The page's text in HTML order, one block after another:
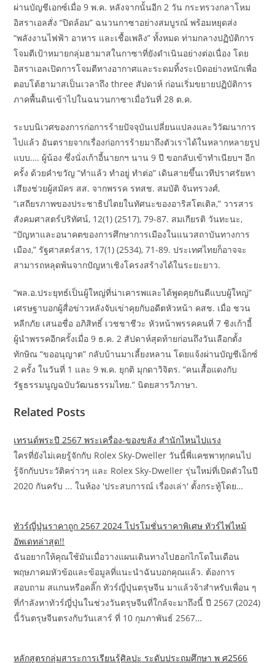
ผ่านบัญชีเอกซ์เมื่อ 9 พ.ค. หลังจากนั้นอีก 2 วัน กระทรวงกลาโหม
อิสราเอลสั่ง “ปิดล้อม” ฉนวนกาซาอย่างสมบูรณ์ พร้อมหยุดส่ง
“พลังงานไฟฟ้า อาหาร และเชื้อเพลิง” ทั้งหมด ท่ามกลางปฏิบัติการ
โจมตีเป้าหมายกลุ่มฮามาสในกาซาที่ยังดำเนินอย่างต่อเนื่อง โดย
อิสราเอลเปิดการโจมตีทางอากาศและระดมทิ้งระเบิดอย่างหนักเพื่อ
ตอบโต้ฮามาสเป็นเวลาถึง three สัปดาห์ ก่อนเริ่มขยายปฏิบัติการ
ภาคพื้นดินเข้าไปในฉนวนกาซาเมื่อวันที่ 28 ต.ค.
ระบบนิเวศของการก่อการร้ายปัจจุบันเปลี่ยนแปลงและวิวัฒนาการ
ไปแล้ว อันตรายจากเรื่องก่อการร้ายมาถึงตัวเราได้ในหลากหลายรูป
แบบ…. ผู้น้อง ซึ่งนั่งเก้าอี้นายกฯ นาน 9 ปี ขอกลับเข้าทำเนียบฯ อีก
ครั้ง ด้วยคำขวัญ “ทำแล้ว ทำอยู่ ทำต่อ” เดินสายขึ้นเวทีปราศรัยหา
เสียงช่วยผู้สมัคร สส. จากพรรค รทสช. สมบัติ จันทรวงศ์,
“เสถียรภาพของประชาธิปไตยในทัศนะของอาริสโตเติล,” วารสาร
สังคมศาสตร์ปริทัศน์, 12(1) (2517), 79-87. สมเกียรติ วันทะนะ,
“ปัญหาและอนาคตของการศึกษาการเมืองในแนวสถาบันทางการ
เมือง,” รัฐศาสตร์สาร, 17(1) (2534), 71-89. ประเทศไทยก็อาจจะ
สามารถหลุดพ้นจากปัญหาเชิงโครงสร้างได้ในระยะยาว.
“พล.อ.ประยุทธ์เป็นผู้ใหญ่ที่น่าเคารพและได้พูดคุยกันดีแบบผู้ใหญ่”
เศรษฐาบอกผู้สื่อข่าวหลังจับเข่าคุยกับอดีตหัวหน้า คสช. เมื่อ ชวน
หลีกภัย เสนอชื่อ อภิสิทธิ์ เวชชาชีวะ หัวหน้าพรรคคนที่ 7 ชิงเก้าอี้
ผู้นำพรรคอีกครั้งเมื่อ 9 ธ.ค. 2 สัปดาห์สุดท้ายก่อนถึงวันเลือกตั้ง
ทักษิณ “ขออนุญาต” กลับบ้านมาเลี้ยงหลาน โดยแจ้งผ่านบัญชีเอ็กซ์
2 ครั้ง ในวันที่ 1 และ 9 พ.ค. ยุกติ มุกดาวิจิตร. “คนเสื้อแดงกับ
รัฐธรรมนูญฉบับวัฒนธรรมไทย.” นิตยสารวิภาษา.
Related Posts
เทรนด์พระปี 2567 พระเครื่อง-ของขลัง สำนักไหนไปแรง
ใครที่ยังไม่เคยรู้จักกับ Rolex Sky-Dweller วันนี้พี่แคชพาทุกคนไป
รู้จักกับประวัติคร่าวๆ และ Rolex Sky-Dweller รุ่นใหม่ที่เปิดตัวในปี
2020 กันครับ ... ในห้อง 'ประสบการณ์ เรื่องเล่า' ตั้งกระทู้โดย…
ทัวร์ญี่ปุ่นราคาถูก 2567 2024 โปรโมชั่นราคาพิเศษ ทัวร์ไฟไหม้
อัพเดทล่าสุด!!
ฉันอยากให้คุณใช้มันเมื่อวางแผนเดินทางไปฮอกไกโดในเดือน
พฤษภาคมหัวข้อและข้อมูลที่แนะนำฉันบอกคุณแล้ว. ต้องการ
สอบถาม สแกนหรือคลิ๊ก ทัวร์ญี่ปุ่นตรุษจีน มาแล้วจ้าสำหรับเพื่อน ๆ
ที่กำลังหาทัวร์ญี่ปุ่นในช่วงวันตรุษจีนที่ใกล้จะมาถึงนี้ ปี 2567 (2024)
นี้วันตรุษจีนตรงกับวันเสาร์ ที่ 10 กุมภาพันธ์ 2567…
หลักสูตรกลุ่มสาระการเรียนรู้ศิลปะ ระดับประถมศึกษา พ ศ2566